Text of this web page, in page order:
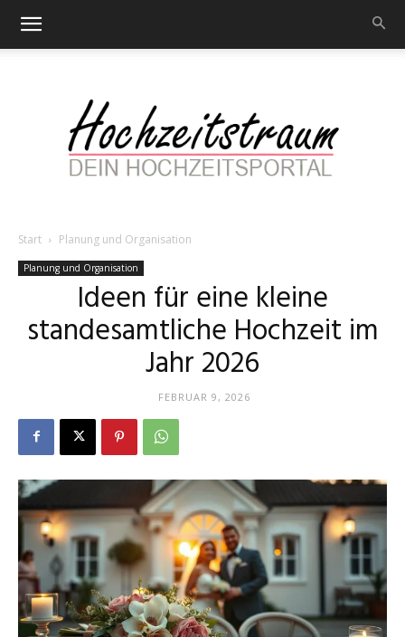
–
Portal
rund
Start Planung und Organisation
Planung und Organisation
Ideen für eine kleine
standesamtliche Hochzeit im
Jahr 2026
FEBRUAR 9, 2026